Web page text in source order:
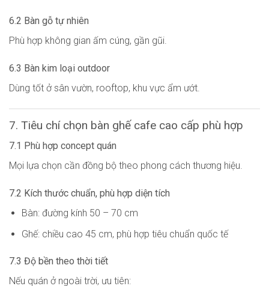
6.2 Bàn gỗ tự nhiên
Phù hợp không gian ấm cúng, gần gũi.
6.3 Bàn kim loại outdoor
Dùng tốt ở sân vườn, rooftop, khu vực ẩm ướt.
7. Tiêu chí chọn bàn ghế cafe cao cấp phù hợp
7.1 Phù hợp concept quán
Mọi lựa chọn cần đồng bộ theo phong cách thương hiệu.
7.2 Kích thước chuẩn, phù hợp diện tích
Bàn: đường kính 50 – 70 cm
Ghế: chiều cao 45 cm, phù hợp tiêu chuẩn quốc tế
7.3 Độ bền theo thời tiết
Nếu quán ở ngoài trời, ưu tiên: